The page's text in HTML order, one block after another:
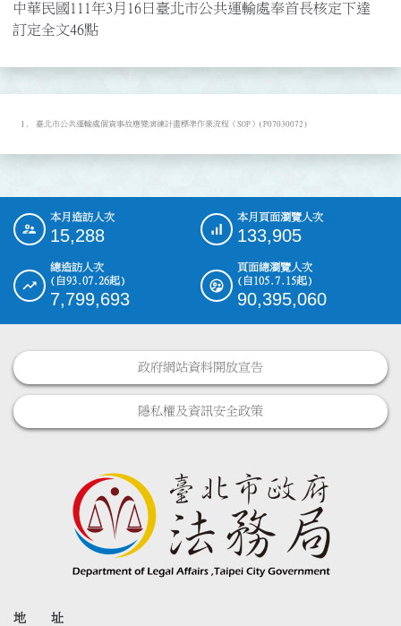
中華民國111年3月16日臺北市公共運輸處奉首長核定下達
訂定全文46點
臺北市公共運輸處個資事故應變演練計畫標準作業流程（SOP）(P07030072)
::: 本月造訪人次
15,288
本月頁面瀏覽人次
133,905
總造訪人次
(自93.07.26起)
7,799,693
頁面總瀏覽人次
(自105.7.15起)
90,395,060
政府網站資料開放宣告
隱私權及資訊安全政策
地 址